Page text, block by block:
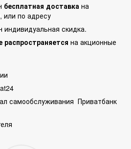
бесплатная доставка на
или по адресу
индивидуальная скидка.
распространяется на акционные
самообслуживания Приватбанк